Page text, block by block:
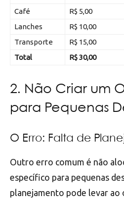
Café R$ 5,00
Lanches
R$ 10,00
Transporte
R$ 15,00
Total
R$ 30,00
2. Não Criar um
para Pequenas
O Erro: Falta de
Outro erro comum é não
específico para pequenas
planejamento pode levar ao